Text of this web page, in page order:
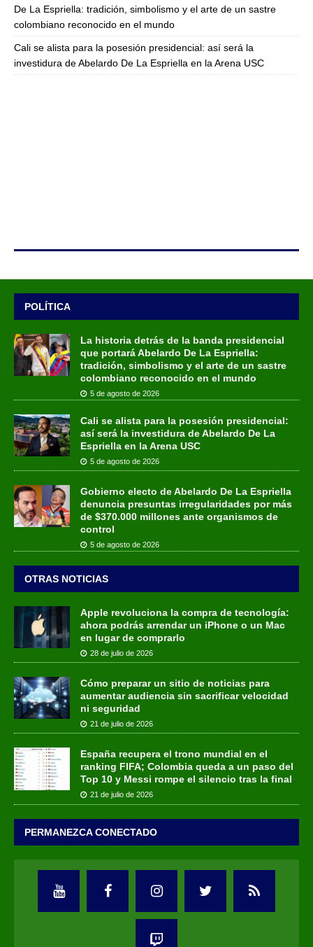
De La Espriella: tradición, simbolismo y el arte de un sastre
colombiano reconocido en el mundo
Cali se alista para la posesión presidencial: así será la
investidura de Abelardo De La Espriella en la Arena USC
POLÍTICA
La historia detrás de la banda presidencial
que portará Abelardo De La Espriella:
tradición, simbolismo y el arte de un sastre
colombiano reconocido en el mundo
5 de agosto de 2026
Cali se alista para la posesión presidencial:
así será la investidura de Abelardo De La
Espriella en la Arena USC
5 de agosto de 2026
Gobierno electo de Abelardo De La Espriella
denuncia presuntas irregularidades por más
de $370.000 millones ante organismos de
control
5 de agosto de 2026
OTRAS NOTICIAS
Apple revoluciona la compra de tecnología:
ahora podrás arrendar un iPhone o un Mac
en lugar de comprarlo
28 de julio de 2026
Cómo preparar un sitio de noticias para
aumentar audiencia sin sacrificar velocidad
ni seguridad
21 de julio de 2026
España recupera el trono mundial en el
ranking FIFA; Colombia queda a un paso del
Top 10 y Messi rompe el silencio tras la final
21 de julio de 2026
PERMANEZCA CONECTADO